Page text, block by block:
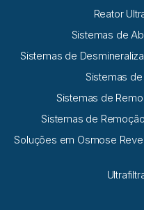
Reator
Sistemas de
Sistemas de
Sistemas
Sistemas de
Sistemas de
Soluções em Osmose